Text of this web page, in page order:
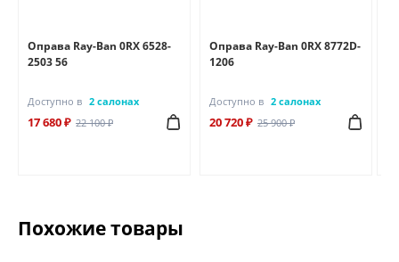
Оправа Ray-Ban 0RX 6528-
2503 56
Доступно в 2 салонах
17 680 ₽ 22 100 ₽
Оправа Ray-Ban 0RX 8772D-
1206
Доступно в 2 салонах
20 720 ₽ 25 900 ₽
Похожие товары